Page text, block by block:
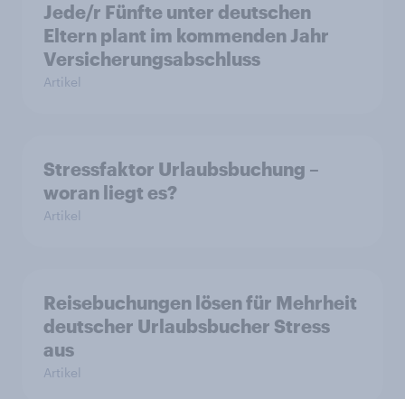
Jede/r Fünfte unter deutschen
Eltern plant im kommenden Jahr
Versicherungsabschluss
Artikel
Stressfaktor Urlaubsbuchung –
woran liegt es?
Artikel
Reisebuchungen lösen für Mehrheit
deutscher Urlaubsbucher Stress
aus
Artikel